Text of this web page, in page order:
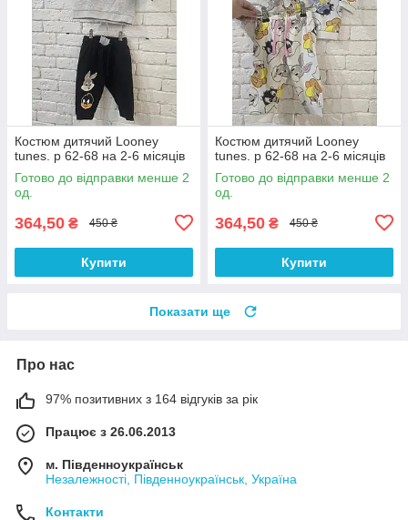
Костюм дитячий Looney
tunes. р 62-68 на 2-6 місяців
Готово до відправки менше 2
од.
364,50 ₴ 450 ₴
Купити
Костюм дитячий Looney
tunes. р 62-68 на 2-6 місяців
Готово до відправки менше 2
од.
364,50 ₴ 450 ₴
Купити
Показати ще
Про нас
97% позитивних з 164 відгуків за рік
Працює з 26.06.2013
м. Південноукраїнськ
Незалежності, Південноукраїнськ, Україна
Контакти